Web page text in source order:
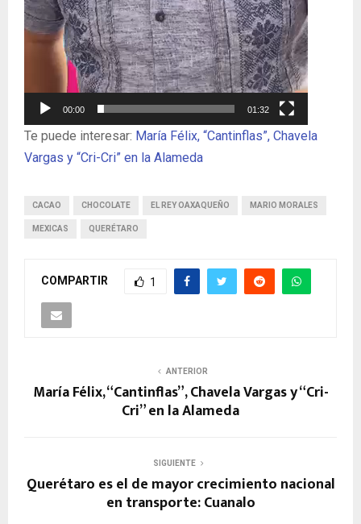
00:00 01:32
Te puede interesar: María Félix, “Cantinflas”, Chavela
Vargas y “Cri-Cri” en la Alameda
CACAO CHOCOLATE EL REY OAXAQUEÑO MARIO MORALES
MEXICAS QUERÉTARO
COMPARTIR 1
ANTERIOR
María Félix, “Cantinflas”, Chavela Vargas y “Cri-
Cri” en la Alameda
SIGUIENTE
Querétaro es el de mayor crecimiento nacional
en transporte: Cuanalo